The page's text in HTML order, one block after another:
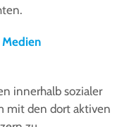
Medien
innerhalb sozialer
mit den dort aktiven